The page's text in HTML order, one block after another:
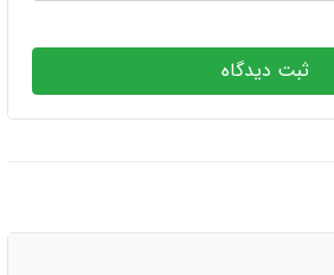
ثبت دیدگاه